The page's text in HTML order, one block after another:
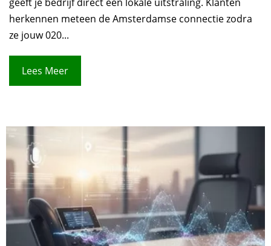
herkennen meteen de Amsterdamse connectie zodra
ze jouw 020...
Lees Meer